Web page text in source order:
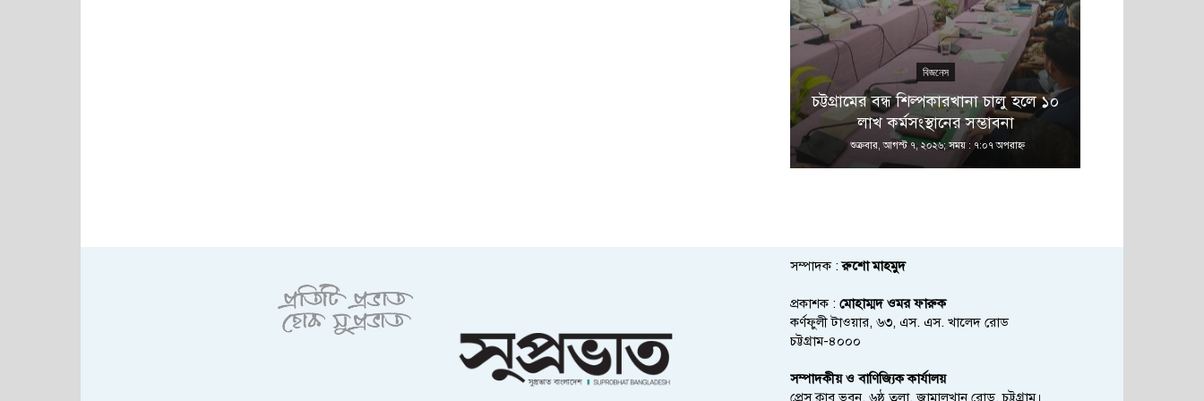
বিজনেস
চট্টগ্রামের বন্ধ শিল্পকারখানা চালু হলে ১০
লাখ কর্মসংস্থানের সম্ভাবনা
শুক্রবার, আগস্ট ৭, ২০২৬; সময় : ৭:০৭ অপরাহ্ণ
সম্পাদক :রুশো মাহমুদ
প্রকাশক : মোহাম্মদ ওমর ফারুক
কর্ণফুলী টাওয়ার, ৬৩, এস. এস. খালেদ রোড
চট্টগ্রাম-৪০০০
সম্পাদকীয় ও বাণিজ্যিক কার্যালয়
প্রেস ক্লাব ভবন, ৬ষ্ঠ তলা, জামালখান রোড, চট্টগ্রাম।